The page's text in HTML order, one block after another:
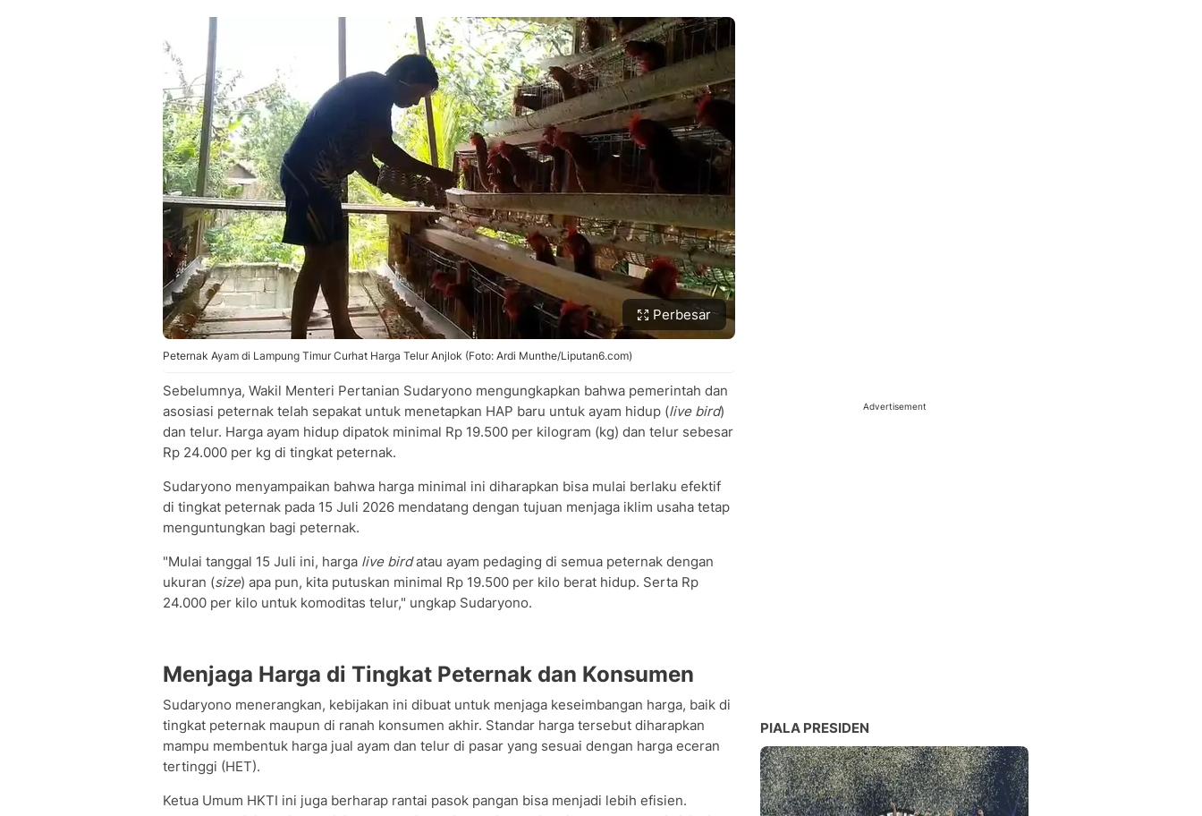
Perbesar
Peternak Ayam di Lampung Timur Curhat Harga Telur Anjlok (Foto: Ardi Munthe/Liputan6.com)
Sebelumnya, Wakil Menteri Pertanian Sudaryono mengungkapkan bahwa pemerintah dan
asosiasi peternak telah sepakat untuk menetapkan HAP baru untuk ayam hidup (live bird)
dan telur. Harga ayam hidup dipatok minimal Rp 19.500 per kilogram (kg) dan telur sebesar
Rp 24.000 per kg di tingkat peternak.
Sudaryono menyampaikan bahwa harga minimal ini diharapkan bisa mulai berlaku efektif
di tingkat peternak pada 15 Juli 2026 mendatang dengan tujuan menjaga iklim usaha tetap
menguntungkan bagi peternak.
"Mulai tanggal 15 Juli ini, harga live birdatau ayam pedaging di semua peternak dengan
ukuran (size) apa pun, kita putuskan minimal Rp 19.500 per kilo berat hidup. Serta Rp
24.000 per kilo untuk komoditas telur," ungkap Sudaryono.
Menjaga Harga di Tingkat Peternak dan Konsumen
Sudaryono menerangkan, kebijakan ini dibuat untuk menjaga keseimbangan harga, baik di
tingkat peternak maupun di ranah konsumen akhir. Standar harga tersebut diharapkan
mampu membentuk harga jual ayam dan telur di pasar yang sesuai dengan harga eceran
tertinggi (HET).
Ketua Umum HKTI ini juga berharap rantai pasok pangan bisa menjadi lebih efisien.
Advertisement
PIALA PRESIDEN